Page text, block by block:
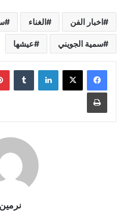
اخبار الفن الغناء
سمية الجويني عيشها
لينكدإن
طباعة
نرمين